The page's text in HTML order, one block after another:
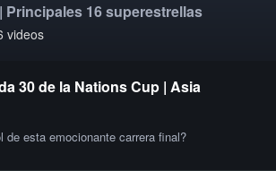
Principales 16 superestrellas
videos
30 de la Nations Cup | Asia
de esta emocionante carrera final?